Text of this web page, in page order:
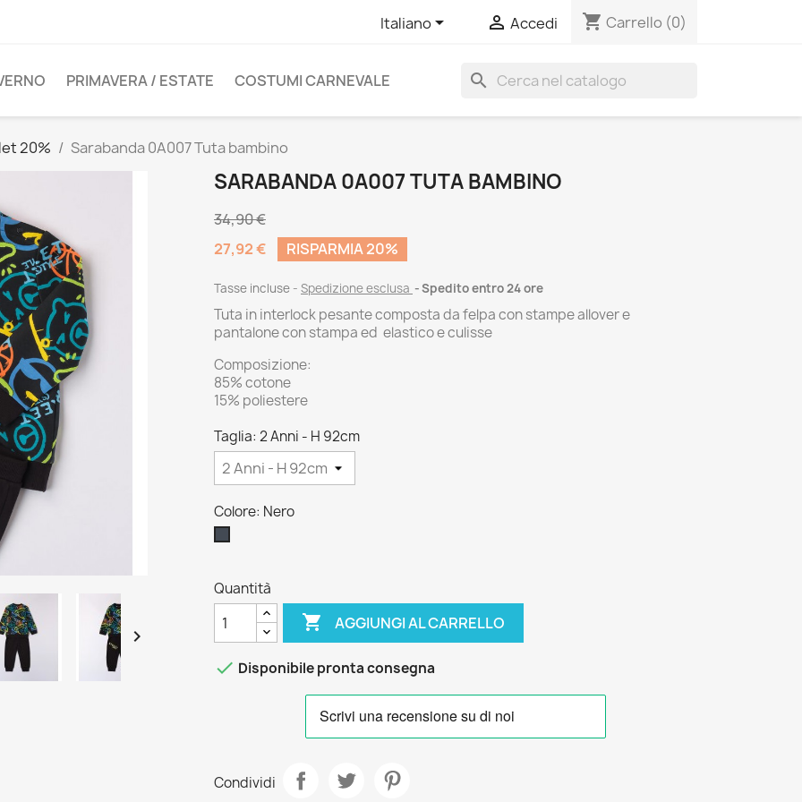
Italiano  Accedi shopping_cart Carrello (0)
PRIMAVERA / ESTATE COSTUMI CARNEVALE search
20% Sarabanda 0A007 Tuta bambino

SARABANDA 0A007 TUTA BAMBINO
34,90 €
27,92 €
RISPARMIA 20%
Tasse incluse Spedizione esclusa Spedito entro 24 ore
Tuta in interlock pesante composta da felpa con stampe allover e
pantalone con stampa ed elastico e culisse
Composizione:
85% cotone
15% poliestere
Taglia: 2 Anni - H 92cm
Colore: Nero
Quantità
 AGGIUNGI AL CARRELLO
 Disponibile pronta consegna
Condividi